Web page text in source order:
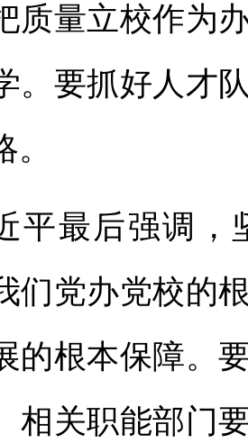
质量立校作为
。要抓好人才
平最后强调，
们党办党校的
的根本保障。
相关职能部门